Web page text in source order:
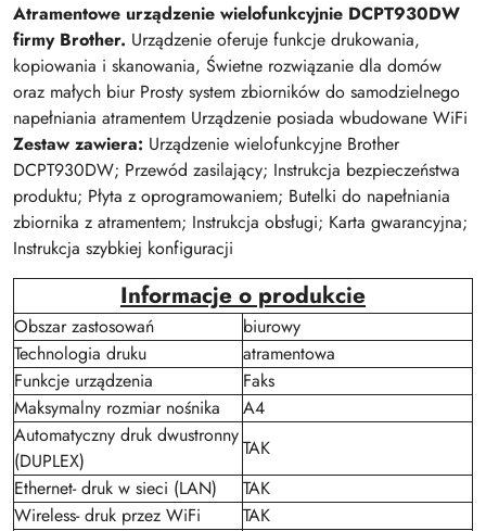
Atramentowe urządzenie wielofunkcyjnie DCPT930DW
firmy Brother. Urządzenie oferuje funkcje drukowania,
kopiowania i skanowania, Świetne rozwiązanie dla domów
oraz małych biur Prosty system zbiorników do samodzielnego
napełniania atramentem Urządzenie posiada wbudowane WiFi
Zestaw zawiera: Urządzenie wielofunkcyjne Brother
DCPT930DW; Przewód zasilający; Instrukcja bezpieczeństwa
produktu; Płyta z oprogramowaniem; Butelki do napełniania
zbiornika z atramentem; Instrukcja obsługi; Karta gwarancyjna;
Instrukcja szybkiej konfiguracji
Informacje o produkcie
Obszar zastosowań
biurowy
Technologia druku
atramentowa
Funkcje urządzenia
Faks
Maksymalny rozmiar nośnika
A4
Automatyczny druk dwustronny
(DUPLEX)
TAK
Ethernet- druk w sieci (LAN)
TAK
Wireless- druk przez WiFi
TAK